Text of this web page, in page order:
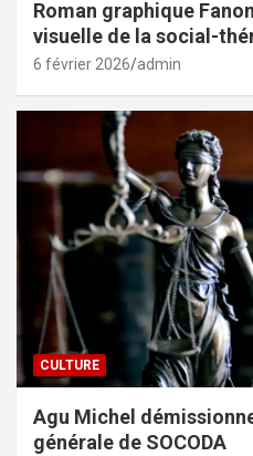
Roman graphique
visuelle de la social-
6 février 2026 admin
CULTURE
Agu Michel
générale de SOCODA